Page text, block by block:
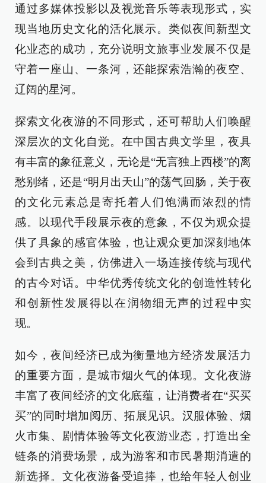
通过多媒体投影以及视觉音乐等表现形式，实
现当地历史文化的活化展示。类似夜间新型文
化业态的成功，充分说明文旅事业发展不仅是
守着一座山、一条河，还能探索浩瀚的夜空、
辽阔的星河。
探索文化夜游的不同形式，还可帮助人们唤醒
深层次的文化自觉。在中国古典文学里，夜具
有丰富的象征意义，无论是“无言独上西楼”的离
愁别绪，还是“明月出天山”的荡气回肠，关于夜
的文化元素总是寄托着人们饱满而浓烈的情
感。以现代手段展示夜的意象，不仅为观众提
供了具象的感官体验，也让观众更加深刻地体
会到古典之美，仿佛进入一场连接传统与现代
的古今对话。中华优秀传统文化的创造性转化
和创新性发展得以在润物细无声的过程中实
现。
如今，夜间经济已成为衡量地方经济发展活力
的重要方面，是城市烟火气的体现。文化夜游
丰富了夜间经济的文化底蕴，让消费者在“买买
买”的同时增加阅历、拓展见识。汉服体验、烟
火市集、剧情体验等文化夜游业态，打造出全
链条的消费场景，成为游客和市民暑期消遣的
新选择。文化夜游备受追捧，也给年轻人创业